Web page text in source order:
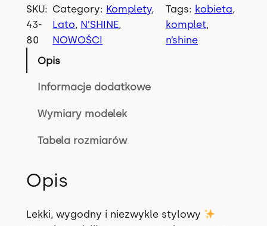
ś
ć
K
T
M
w
SKU:
43-
80
Category: Komplety
Lato, N’SHINE
NOWOŚCI
Tags: kobieta
komplet
n’shine
Opis
Informacje dodatkowe
Wymiary modelek
Tabela rozmiarów
Opis
Lekki, wygodny i niezwykle stylowy